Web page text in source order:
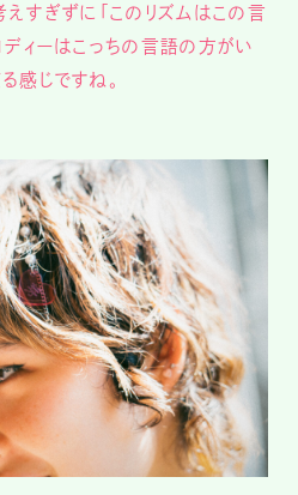
えすぎずに「このリズムはこの言
ディーはこっちの言語の方がい
感じですね。